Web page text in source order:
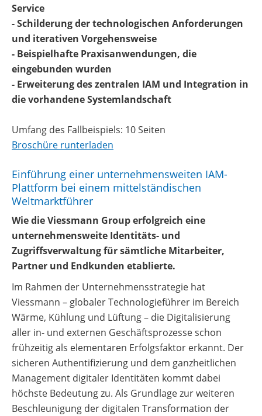
Service
- Schilderung der technologischen Anforderungen
und iterativen Vorgehensweise
- Beispielhafte Praxisanwendungen, die
eingebunden wurden
- Erweiterung des zentralen IAM und Integration in
die vorhandene Systemlandschaft
Umfang des Fallbeispiels: 10 Seiten
Broschüre runterladen
Einführung einer unternehmensweiten IAM-
Plattform bei einem mittelständischen
Weltmarktführer
Wie die Viessmann Group erfolgreich eine
unternehmensweite Identitäts- und
Zugriffsverwaltung für sämtliche Mitarbeiter,
Partner und Endkunden etablierte.
Im Rahmen der Unternehmensstrategie hat
Viessmann – globaler Technologieführer im Bereich
Wärme, Kühlung und Lüftung – die Digitalisierung
aller in- und externen Geschäftsprozesse schon
frühzeitig als elementaren Erfolgsfaktor erkannt. Der
sicheren Authentifizierung und dem ganzheitlichen
Management digitaler Identitäten kommt dabei
höchste Bedeutung zu. Als Grundlage zur weiteren
Beschleunigung der digitalen Transformation der